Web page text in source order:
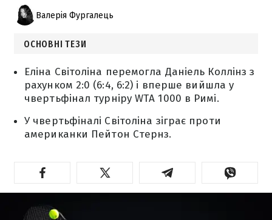
Валерія Фургалець
ОСНОВНІ ТЕЗИ
Еліна Світоліна перемогла Даніель Коллінз з
рахунком 2:0 (6:4, 6:2) і вперше вийшла у
чвертьфінал турніру WTA 1000 в Римі.
У чвертьфіналі Світоліна зіграє проти
американки Пейтон Стернз.